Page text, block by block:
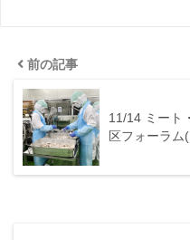
前の記事
11/14 ミート
区フォーラ